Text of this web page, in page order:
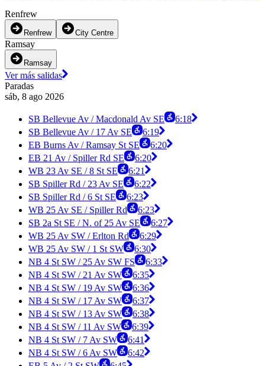
Renfrew
Renfrew City Centre
Ramsay
Ramsay
Ver más salidas
Paradas
sáb, 8 ago 2026
SB Bellevue Av / Macdonald Av SE
6:18
SB Bellevue Av / 17 Av SE
6:19
EB Burns Av / Ramsay St SE
6:20
EB 21 Av / Spiller Rd SE
6:20
WB 23 Av SE / 8 St SE
6:21
SB Spiller Rd / 23 Av SE
6:22
SB Spiller Rd / 6 St SE
6:23
WB 25 Av SE / Spiller Rd
6:23
SB 2a St SE / N. of 25 Av SE
6:27
WB 25 Av SW / Erlton Rd
6:29
WB 25 Av SW / 1 St SW
6:30
NB 4 St SW / 25 Av SW FS
6:33
NB 4 St SW / 21 Av SW
6:35
NB 4 St SW / 19 Av SW
6:36
NB 4 St SW / 17 Av SW
6:37
NB 4 St SW / 13 Av SW
6:38
NB 4 St SW / 11 Av SW
6:39
NB 4 St SW / 7 Av SW
6:41
NB 4 St SW / 6 Av SW
6:42